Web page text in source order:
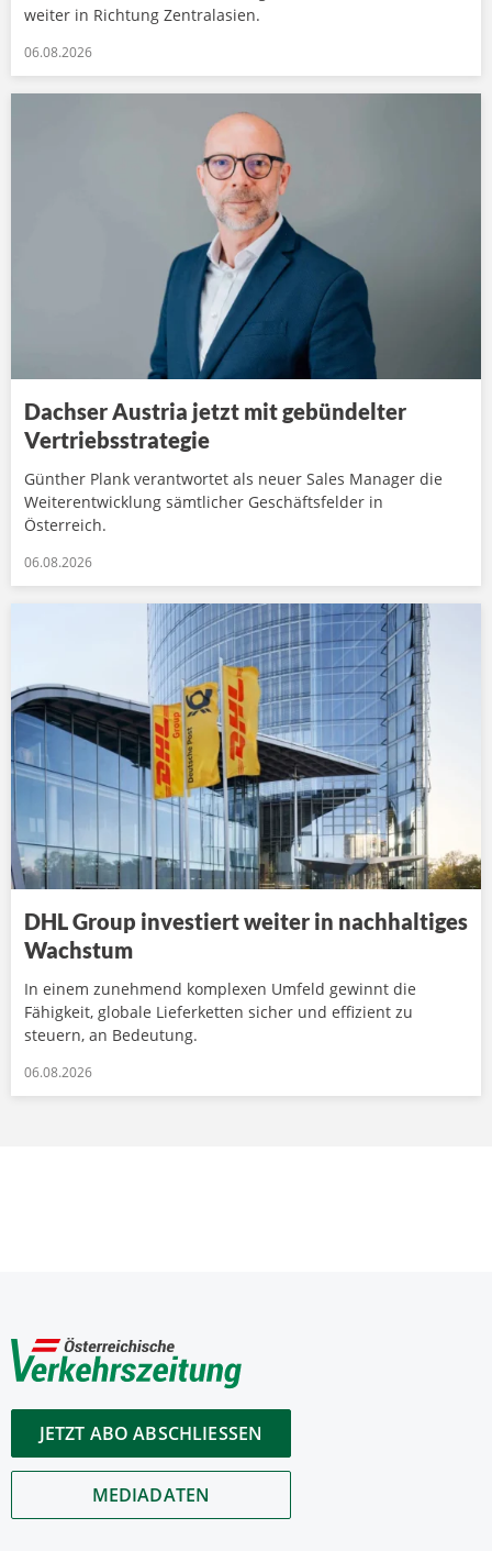
weiter in Richtung Zentralasien.
06.08.2026
Dachser Austria jetzt mit gebündelter
Vertriebsstrategie
Günther Plank verantwortet als neuer Sales Manager die
Weiterentwicklung sämtlicher Geschäftsfelder in
Österreich.
06.08.2026
DHL Group investiert weiter in nachhaltiges
Wachstum
In einem zunehmend komplexen Umfeld gewinnt die
Fähigkeit, globale Lieferketten sicher und effizient zu
steuern, an Bedeutung.
06.08.2026
JETZT ABO ABSCHLIESSEN
MEDIADATEN